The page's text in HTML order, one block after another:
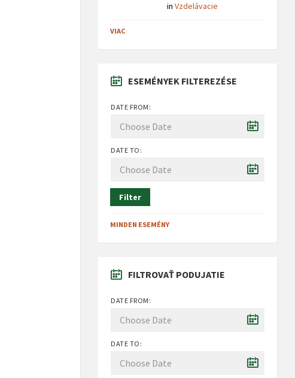
inVzdelávacie
VIAC
ESEMÉNYEK FILTEREZÉSE
DATE FROM:
DATE TO:
Filter
MINDEN ESEMÉNY
FILTROVAŤ PODUJATIE
DATE FROM:
DATE TO: